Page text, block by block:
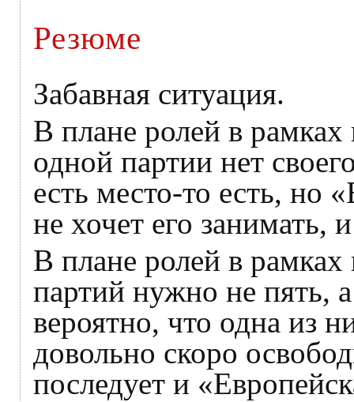
Резюме
Забавная ситуация.
В плане ролей в
одной партии нет
есть место-то есть, но
не хочет его занимать,
В плане ролей в
партий нужно не пять,
вероятно, что одна из
довольно скоро
последует и